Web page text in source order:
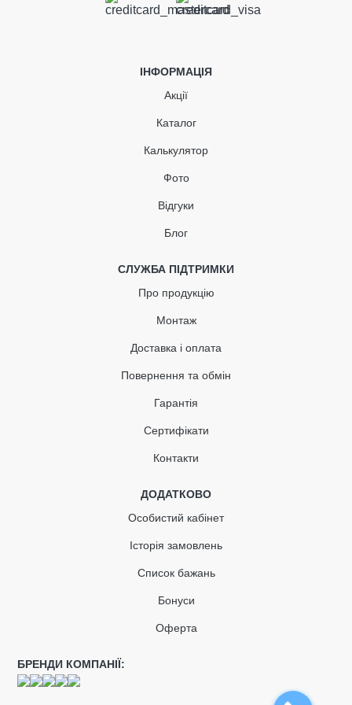
м2) графітова
Кількість
-10%
418.06 грн
ІНФОРМАЦІЯ
Акції
Каталог
Калькулятор
Фото
Відгуки
Блог
СЛУЖБА ПІДТРИМКИ
Про продукцію
Монтаж
Доставка і оплата
Повернення та обмін
Гарантія
Сертифікати
Контакти
ДОДАТКОВО
Особистий кабінет
Історія замовлень
Список бажань
Бонуси
Оферта
БРЕНДИ КОМПАНІЇ: